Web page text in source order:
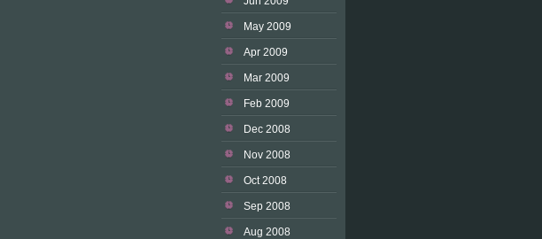
May 2009
Apr 2009
Mar 2009
Feb 2009
Dec 2008
Nov 2008
Oct 2008
Sep 2008
Aug 2008